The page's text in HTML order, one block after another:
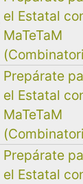
el Estatal
MaTeTaM
Prepárate
el Estatal
MaTeTaM
Prepárate
el Estatal